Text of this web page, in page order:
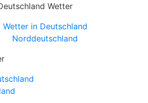
Wetter
Close
Menu
Wetter in Deutschland
Norddeutschland